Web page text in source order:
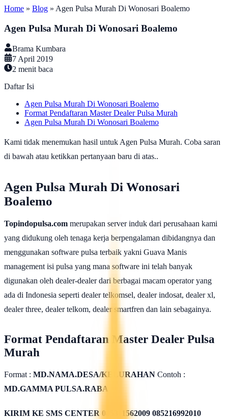
Home » Blog » Agen Pulsa Murah Di Wonosari Boalemo
Agen Pulsa Murah Di Wonosari Boalemo
Brama Kumbara
7 April 2019
2 menit baca
Daftar Isi
Agen Pulsa Murah Di Wonosari Boalemo
Format Pendaftaran Master Dealer Pulsa Murah
Agen Pulsa Murah Di Wonosari Boalemo
Kami tidak menemukan hasil untuk Agen Pulsa Murah. Coba saran
di bawah atau ketikkan pertanyaan baru di atas..
Agen Pulsa Murah Di Wonosari
Boalemo
Topindopulsa.com merupakan server induk dari perusahaan kami
yang didukung oleh tenaga kerja berpengalaman dibidangnya dan
menggunakan software pulsa terbaik yakni Guava Manis
management isi pulsa yang mana software ini telah banyak
digunakan oleh dealer-dealer dari berbagai macam operator yang
ada di Indonesia seperti dealer telkomsel, dealer indosat, dealer xl,
dealer three, dealer telkom, dealer smartfren dan lain sebagainya.
Format Pendaftaran Master Dealer Pulsa
Murah
Format : MD.NAMA.DESA/KELURAHAN Contoh :
MD.GAMMA PULSA.RABA
KIRIM KE SMS CENTER 085311562009 085216992010